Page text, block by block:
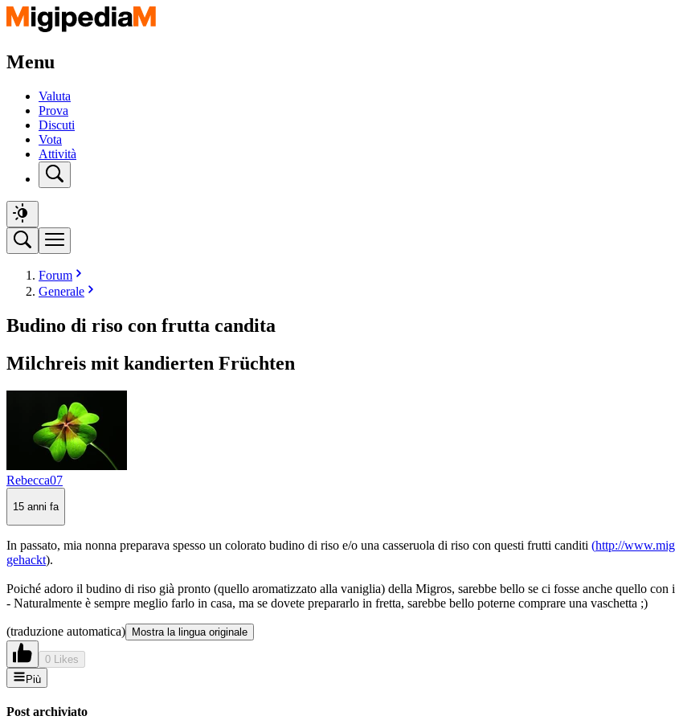
Menu
Valuta
Prova
Discuti
Vota
Attività
Forum
Generale
Budino di riso con frutta candita
Milchreis mit kandierten Früchten
Rebecca07
15 anni fa
In passato, mia nonna preparava spesso un colorato budino di riso e/o una casseruola di riso con questi frutti canditi (http://
gehackt).
Poiché adoro il budino di riso già pronto (quello aromatizzato alla vaniglia) della Migros, sarebbe bello se ci fosse anche quello con
- Naturalmente è sempre meglio farlo in casa, ma se dovete prepararlo in fretta, sarebbe bello poterne comprare una vaschetta ;)
(traduzione automatica) Mostra la lingua originale
0 Likes
Più
Post archiviato